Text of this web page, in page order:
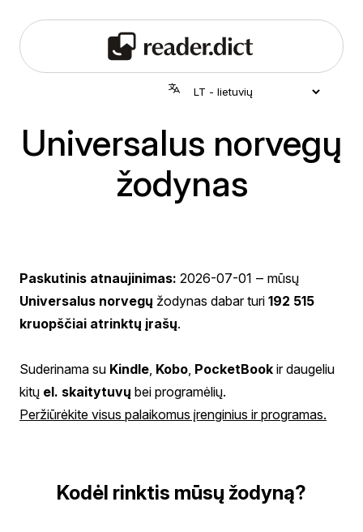
Universalus norvegų
žodynas
Paskutinis atnaujinimas: 2026-07-01 ‒ mūsų
Universalus norvegų žodynas dabar turi 192 515
kruopščiai atrinktų įrašų.
Suderinama su Kindle Kobo PocketBook ir daugeliu
kitų el. skaitytuvų bei programėlių.
Peržiūrėkite visus palaikomus įrenginius ir programas.
Kodėl rinktis mūsų žodyną?